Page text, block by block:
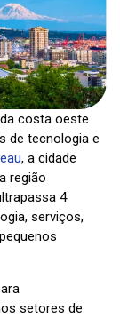
costa oeste
de tecnologia e
, a cidade
região
4
serviços,
setores de